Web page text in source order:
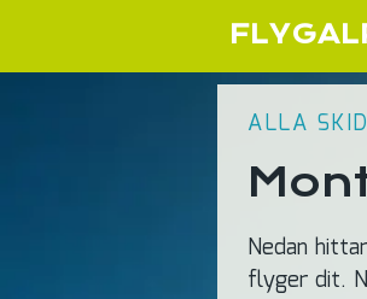
ALLA
Nedan
flyger dit.